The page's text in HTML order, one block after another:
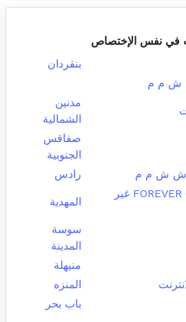
في نفس الإختصاص
بنقردان
ش م م
مدنين
الشمالية
صفاقس
الجنوبية
ش ش م م
رادس
شركة FOREVER CONSULTING غير
المهدية
سوسة
المدينة
منيهلة
المنزه
باب بحر